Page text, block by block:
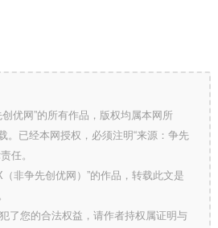
优网”的所有作品，版权均属本网所
。已经本网授权，必须注明“来源：争先
任。
非争先创优网）”的作品，转载此文是
了您的合法权益，请作者持权属证明与